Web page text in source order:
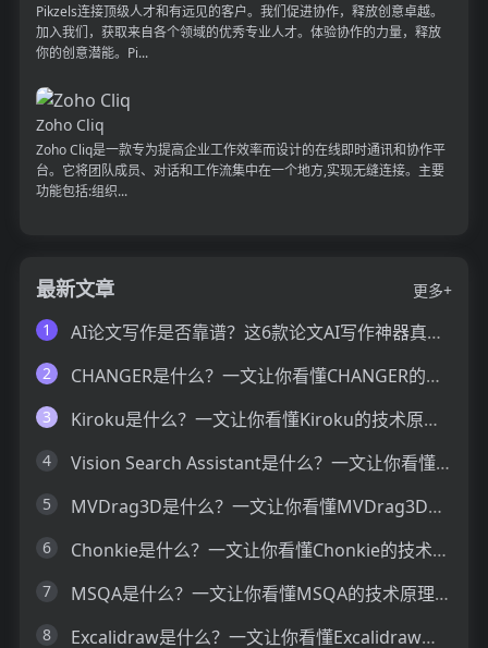
Pikzels连接顶级人才和有远见的客户。我们促进协作，释放创意卓越。
加入我们，获取来自各个领域的优秀专业人才。体验协作的力量，释放
你的创意潜能。Pi...
Zoho Cliq
Zoho Cliq是一款专为提高企业工作效率而设计的在线即时通讯和协作平
台。它将团队成员、对话和工作流集中在一个地方,实现无缝连接。主要
功能包括:组织...
最新文章
更多+
1
AI论文写作是否靠谱？这6款论文AI写作神器真的可以让你效率翻倍
2 CHANGER是什么？一文让你看懂CHANGER的技术原理、主要功能、应用场景
3 Kiroku是什么？一文让你看懂Kiroku的技术原理、主要功能、应用场景
4 Vision Search Assistant是什么？一文让你看懂Vision Search Assistant的技术原理、主要功能、应用场景
5 MVDrag3D是什么？一文让你看懂MVDrag3D的技术原理、主要功能、应用场景
6 Chonkie是什么？一文让你看懂Chonkie的技术原理、主要功能、应用场景
7 MSQA是什么？一文让你看懂MSQA的技术原理、主要功能、应用场景
8 Excalidraw是什么？一文让你看懂Excalidraw的技术原理、主要功能、应用场景